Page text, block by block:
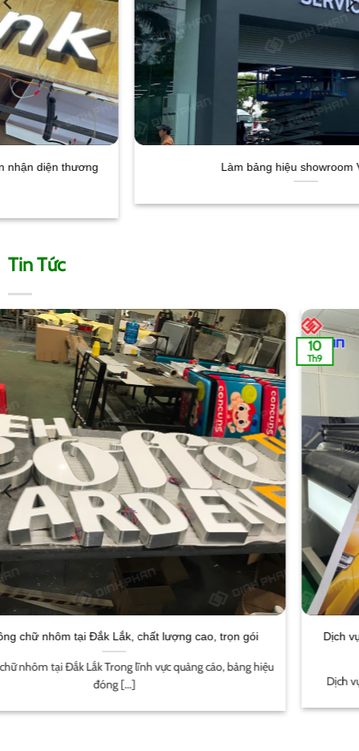
Làm bảng hiệu showroom Vinfast
Tin Tức
Dịch vụ in ấn tại Buôn Ma Thuột trọn gói, giá rẻ, chất lượng
Dịch vụ in ấn tại Buôn Ma Thuột Giới thiệu dịch vụ in ấn tại [...]
10